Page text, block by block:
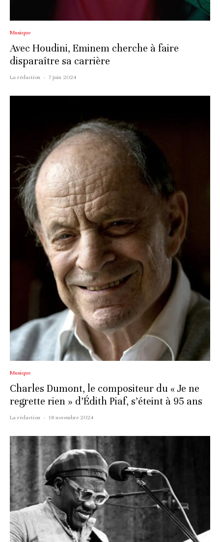
Musique
Avec Houdini, Eminem cherche à faire
disparaître sa carrière
La rédaction · 7 juin 2024
Musique
Charles Dumont, le compositeur du « Je ne
regrette rien » d’Édith Piaf, s’éteint à 95 ans
La rédaction · 18 novembre 2024